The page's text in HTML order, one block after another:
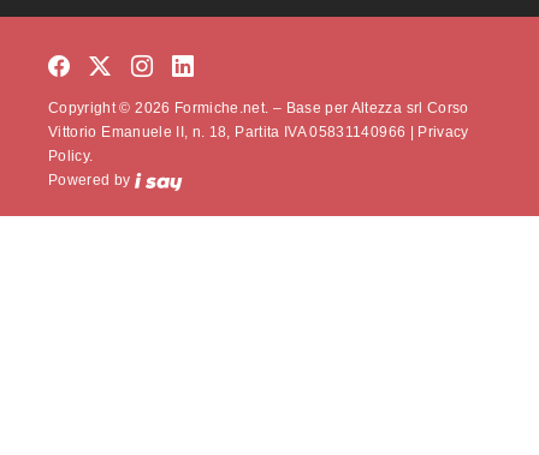
Copyright © 2026 Formiche.net. – Base per Altezza srl Corso
Vittorio Emanuele II, n. 18, Partita IVA 05831140966 |
Privacy
Policy.
Powered by